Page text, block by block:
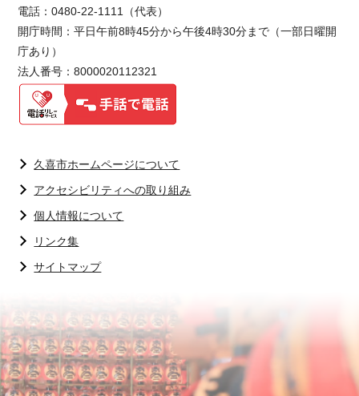
電話：0480-22-1111（代表）
開庁時間：平日午前8時45分から午後4時30分まで（一部日曜開
庁あり）
法人番号：8000020112321
久喜市ホームページについて
アクセシビリティへの取り組み
個人情報について
リンク集
サイトマップ